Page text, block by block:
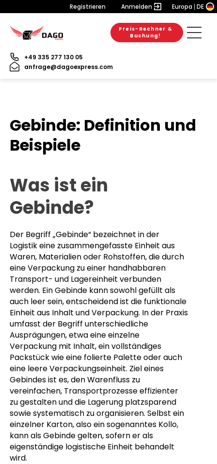
Registrieren Anmelden Europa DE
Preis-Rechner &
Buchung!
+49 335 277 130 05
anfrage@dagoexpress.com
Gebinde: Definition und
Beispiele
Was ist ein
Gebinde?
Der Begriff „Gebinde“ bezeichnet in der
Logistik eine zusammengefasste Einheit aus
Waren, Materialien oder Rohstoffen, die durch
eine Verpackung zu einer handhabbaren
Transport- und Lagereinheit verbunden
werden. Ein Gebinde kann sowohl gefüllt als
auch leer sein, entscheidend ist die funktionale
Einheit aus Inhalt und Verpackung. In der Praxis
umfasst der Begriff unterschiedliche
Ausprägungen, etwa eine einzelne
Verpackung mit Inhalt, ein vollständiges
Packstück wie eine folierte Palette oder auch
eine leere Verpackungseinheit. Ziel eines
Gebindes ist es, den Warenfluss zu
vereinfachen, Transportprozesse effizienter
zu gestalten und die Lagerung platzsparend
sowie systematisch zu organisieren. Selbst ein
einzelner Karton, also ein sogenanntes Kollo,
kann als Gebinde gelten, sofern er als
eigenständige logistische Einheit behandelt
wird.